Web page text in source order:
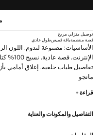
توصيل منزلي مريح
قصة منتظمةياقة قميصطول عادي
الأساسيات: مصنوعة لتدوم. اللون
مانجو
الأساسيات: مصممة لتدوم. لقد عززنا
أنها متنوعة وذات طابع كلاسيكي
قراءة +
التفاصيل والمكونات والعناية